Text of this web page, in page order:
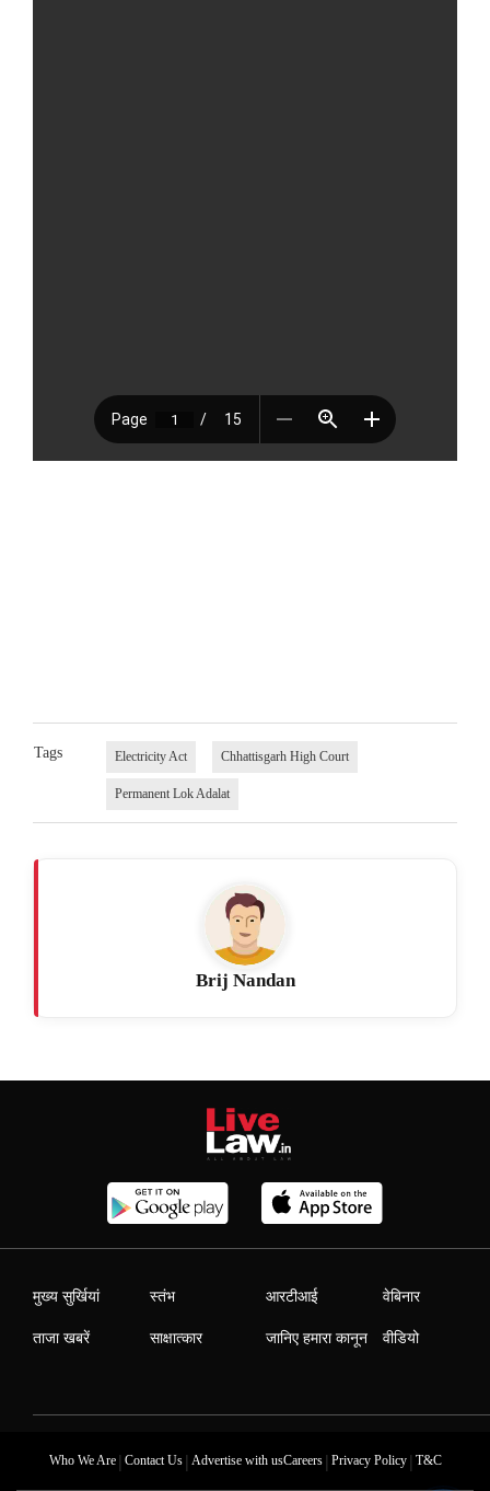
Tags Electricity Act Chhattisgarh High Court
Permanent Lok Adalat
Brij Nandan
मुख्य सुर्खियां
ताजा खबरें
स्तंभ
साक्षात्कार
आरटीआई
जानिए हमारा कानून
वेबिनार
वीडियो
Who We Are| Contact Us| Advertise with usCareers| Privacy Policy| T&C